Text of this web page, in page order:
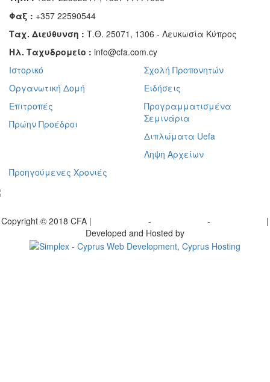
Φαξ : +357 22590544
Ταχ. Διεύθυνση : Τ.Θ. 25071, 1306 - Λευκωσία Κύπρος
Ηλ. Ταχυδρομείο : info@cfa.com.cy
Ιστορικό
Οργανωτική Δομή
Επιτροπές
Πρώην Προέδροι
Σχολή Προπονητών
Ειδήσεις
Προγραμματισμένα
Σεμινάρια
Διπλώματα Uefa
Ληψη Αρχείων
Προηγούμενες Χρονιές
Copyright © 2018 CFA | - -
|
Developed and Hosted by